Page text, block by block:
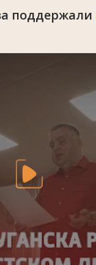
поддержали